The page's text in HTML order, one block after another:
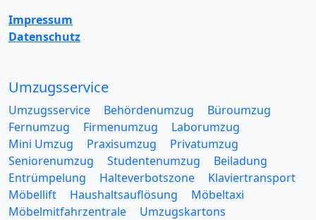
Impressum
Datenschutz
Umzugsservice
Umzugsservice Behördenumzug
Büroumzug
Fernumzug
Firmenumzug
Laborumzug
Mini Umzug
Praxisumzug
Privatumzug
Seniorenumzug
Studentenumzug
Beiladung
Entrümpelung
Halteverbotszone
Klaviertransport
Möbellift
Haushaltsauflösung
Möbeltaxi
Möbelmitfahrzentrale
Umzugskartons